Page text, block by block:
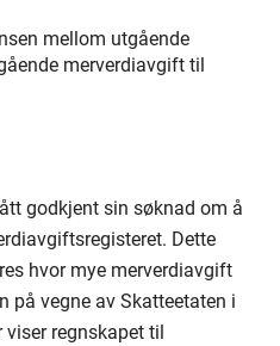
mellom utgående
merverdiavgift til
godkjent sin søknad om å
Dette
hvor mye merverdiavgift
på vegne av Skatteetaten i
regnskapet til